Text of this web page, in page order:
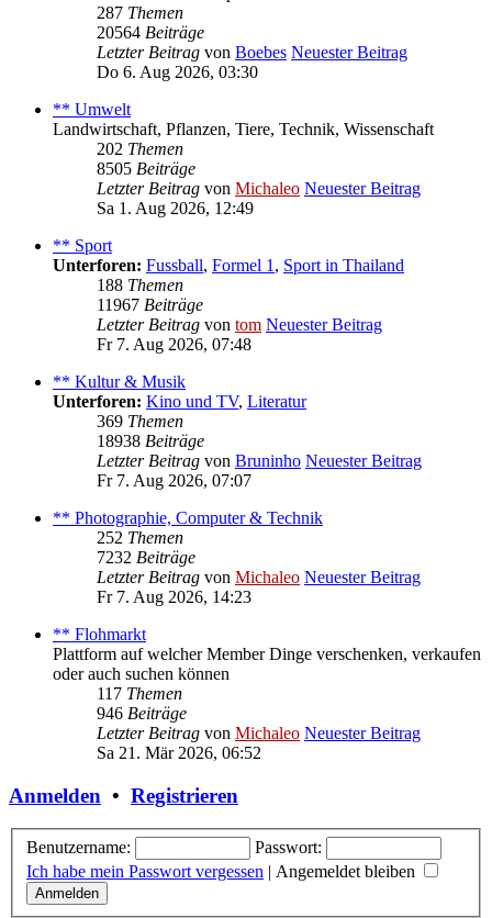
287 Themen
20564 Beiträge
Letzter Beitrag von Boebes Neuester Beitrag
Do 6. Aug 2026, 03:30
** Umwelt
Landwirtschaft, Pflanzen, Tiere, Technik, Wissenschaft
202 Themen
8505 Beiträge
Letzter Beitrag von Michaleo Neuester Beitrag
Sa 1. Aug 2026, 12:49
** Sport
Unterforen: Fussball, Formel 1 , Sport in Thailand
188 Themen
11967 Beiträge
Letzter Beitrag von tom Neuester Beitrag
Fr 7. Aug 2026, 07:48
** Kultur & Musik
Unterforen: Kino und TV, Literatur
369 Themen
18938 Beiträge
Letzter Beitrag von Bruninho Neuester Beitrag
Fr 7. Aug 2026, 07:07
** Photographie, Computer & Technik
252 Themen
7232 Beiträge
Letzter Beitrag von Michaleo Neuester Beitrag
Fr 7. Aug 2026, 14:23
** Flohmarkt
Plattform auf welcher Member Dinge verschenken, verkaufen
oder auch suchen können
117 Themen
946 Beiträge
Letzter Beitrag von Michaleo Neuester Beitrag
Sa 21. Mär 2026, 06:52
Anmelden • Registrieren
Benutzername:
Passwort:
Ich habe mein Passwort vergessen | Angemeldet bleiben